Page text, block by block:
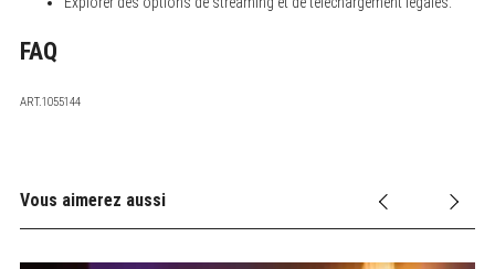
FAQ
ART.1055144
Vous aimerez aussi